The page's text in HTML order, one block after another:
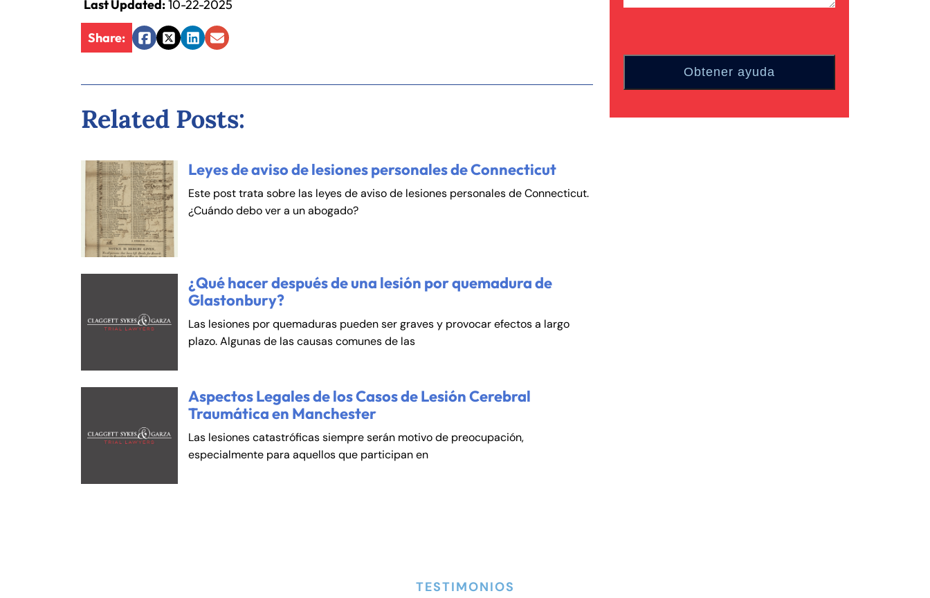
Last Updated:10-22-2025
Share:
Facebook
TwitterLinkedIn
Email
Related Posts:
Leyes de aviso de lesiones personales de Connecticut
Este post trata sobre las leyes de aviso de lesiones personales de Connecticut.
¿Cuándo debo ver a un abogado?
¿Qué hacer después de una lesión por quemadura de
Glastonbury?
Las lesiones por quemaduras pueden ser graves y provocar efectos a largo
plazo. Algunas de las causas comunes de las
Aspectos Legales de los Casos de Lesión Cerebral
Traumática en Manchester
Las lesiones catastróficas siempre serán motivo de preocupación,
especialmente para aquellos que participan en
TESTIMONIOS